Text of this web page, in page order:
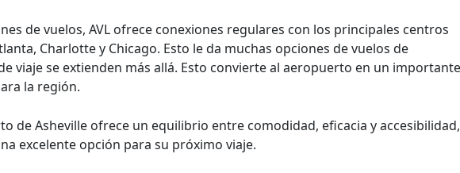
de vuelos, AVL ofrece conexiones regulares con los principales centros
Charlotte y Chicago. Esto le da muchas opciones de vuelos de
viaje se extienden más allá. Esto convierte al aeropuerto en un importante
la región.
de Asheville ofrece un equilibrio entre comodidad, eficacia y accesibilidad,
excelente opción para su próximo viaje.